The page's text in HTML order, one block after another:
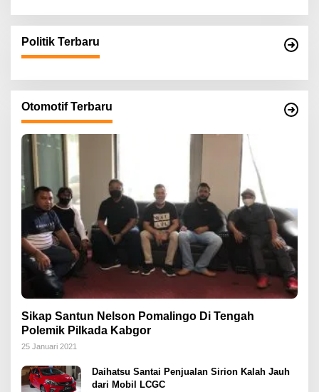
Politik Terbaru
Otomotif Terbaru
Sikap Santun Nelson Pomalingo Di Tengah
Polemik Pilkada Kabgor
25 Januari 2021
Daihatsu Santai Penjualan Sirion Kalah Jauh
dari Mobil LCGC